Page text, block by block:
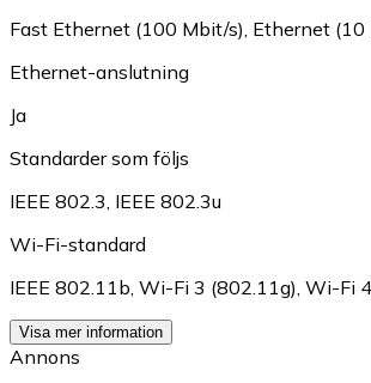
Fast Ethernet (100 Mbit/s), Ethernet (10
Ethernet-anslutning
Ja
Standarder som följs
IEEE 802.3, IEEE 802.3u
Wi-Fi-standard
IEEE 802.11b, Wi-Fi 3 (802.11g), Wi-Fi
Visa mer information
Annons